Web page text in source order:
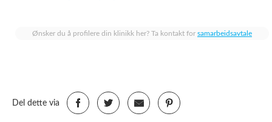
Ønsker du å profilere din klinikk her? Ta kontakt for samarbeidsavtale
Del dette via